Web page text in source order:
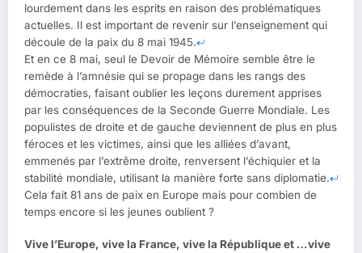
lourdement dans les esprits en raison des problématiques
actuelles. Il est important de revenir sur l’enseignement qui
découle de la paix du 8 mai 1945.
Et en ce 8 mai, seul le Devoir de Mémoire semble être le
remède à l’amnésie qui se propage dans les rangs des
démocraties, faisant oublier les leçons durement apprises
par les conséquences de la Seconde Guerre Mondiale. Les
populistes de droite et de gauche deviennent de plus en plus
féroces et les victimes, ainsi que les alliées d’avant,
emmenés par l’extrême droite, renversent l’échiquier et la
stabilité mondiale, utilisant la manière forte sans diplomatie.
Cela fait 81 ans de paix en Europe mais pour combien de
temps encore si les jeunes oublient ?
Vive l’Europe, vive la France, vive la République et …vive